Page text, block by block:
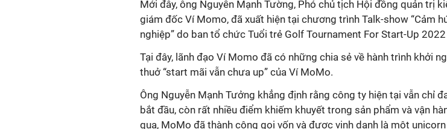
Mới đây, ông Nguyễn Mạnh Tường, Phó chủ tịch Hội đồng quản trị
giám đốc Ví Momo, đã xuất hiện tại chương trình Talk-show “Cảm
nghiệp” do ban tổ chức Tuổi trẻ Golf Tournament For Start-Up
Tại đây, lãnh đạo Ví Momo đã có những chia sẻ về hành trình khởi
thuở “start mãi vẫn chưa up” của Ví MoMo.
Ông Nguyễn Mạnh Tưởng khẳng định rằng công ty hiện tại vẫn chỉ
bắt đầu, còn rất nhiều điểm khiếm khuyết trong sản phẩm và vận
qua, MoMo đã thành công gọi vốn và được vinh danh là một